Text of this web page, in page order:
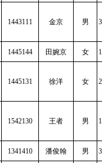
1443111 金京 男
1445144 田婉京 女
1445131 徐洋 女
1542130 王者 男
1341410 潘俊翰 男